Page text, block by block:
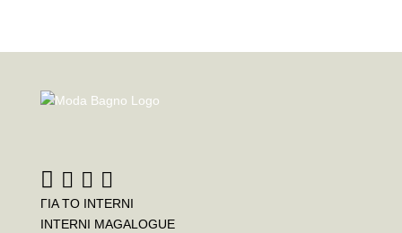
ΓΙΑ ΤΟ INTERNI
INTERNI MAGALOGUE